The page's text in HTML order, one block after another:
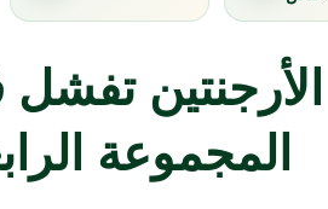
الأرجنتين
المجموعة